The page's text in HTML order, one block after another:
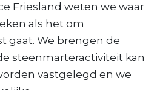
Friesland weten we waar
als het om
gaat. We brengen de
steenmarteractiviteit kan
vastgelegd en we